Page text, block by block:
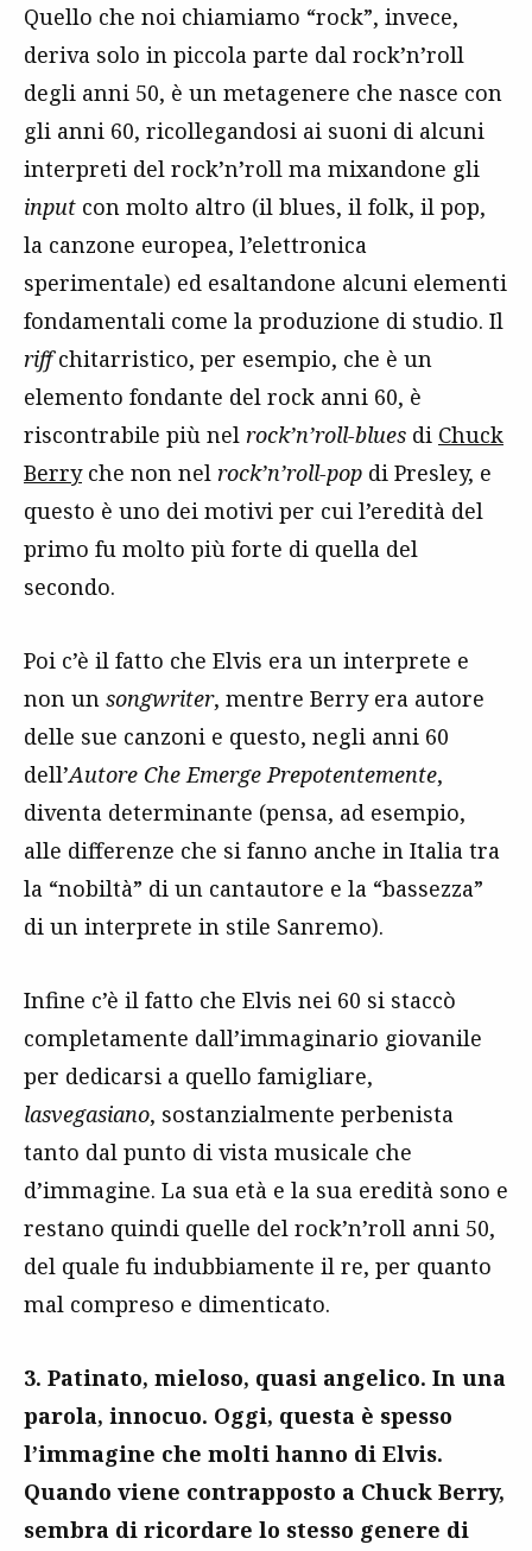
Quello che noi chiamiamo “rock”, invece,
deriva solo in piccola parte dal rock’n’roll
degli anni 50, è un metagenere che nasce con
gli anni 60, ricollegandosi ai suoni di alcuni
interpreti del rock’n’roll ma mixandone gli
input con molto altro (il blues, il folk, il pop,
la canzone europea, l’elettronica
sperimentale) ed esaltandone alcuni elementi
fondamentali come la produzione di studio. Il
riffchitarristico, per esempio, che è un
elemento fondante del rock anni 60, è
riscontrabile più nel rock’n’roll-blues di Chuck
Berryche non nel rock’n’roll-pop di Presley, e
questo è uno dei motivi per cui l’eredità del
primo fu molto più forte di quella del
secondo.
Poi c’è il fatto che Elvis era un interprete e
non un songwriter, mentre Berry era autore
delle sue canzoni e questo, negli anni 60
dell’Autore Che Emerge Prepotentemente,
diventa determinante (pensa, ad esempio,
alle differenze che si fanno anche in Italia tra
la “nobiltà” di un cantautore e la “bassezza”
di un interprete in stile Sanremo).
Infine c’è il fatto che Elvis nei 60 si staccò
completamente dall’immaginario giovanile
per dedicarsi a quello famigliare,
lasvegasiano, sostanzialmente perbenista
tanto dal punto di vista musicale che
d’immagine. La sua età e la sua eredità sono e
restano quindi quelle del rock’n’roll anni 50,
del quale fu indubbiamente il re, per quanto
mal compreso e dimenticato.
3. Patinato, mieloso, quasi angelico. In una
parola, innocuo. Oggi, questa è spesso
l’immagine che molti hanno di Elvis.
Quando viene contrapposto a Chuck Berry,
sembra di ricordare lo stesso genere di